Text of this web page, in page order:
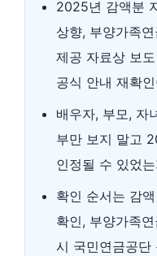
2025년 감액분
상향, 부양가족
제공 자료상 보
공식 안내 재확
배우자, 부모, 자
부만 보지 말고
인정될 수 있었
확인 순서는 감
확인, 부양가족
시 국민연금공단